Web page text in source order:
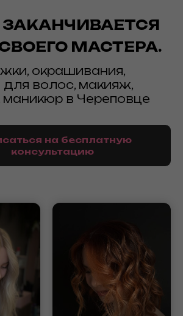
ЗАКАНЧИВАЕТСЯ
МАСТЕРА.
окрашивания,
для волос, макияж,
маникюр в Череповце
на бесплатную
консультацию